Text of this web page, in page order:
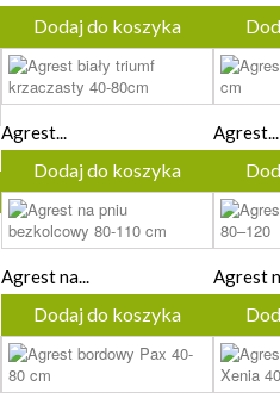
Dodaj do koszyka
Agrest...
Dodaj do koszyka
Agrest...
Agrest na...
Dodaj do koszyka
Agrest